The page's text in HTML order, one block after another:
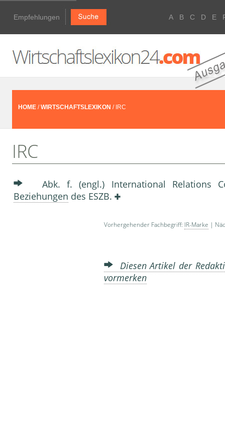
Empfehlungen A B C D E
HOME /WIRTSCHAFTSLEXIKON / IRC
IRC
Abk. f. (engl.) International Relations
Beziehungen des ESZB.
Vorhergehender Fachbegriff: IR-Marke |
Diesen Artikel der
vormerken